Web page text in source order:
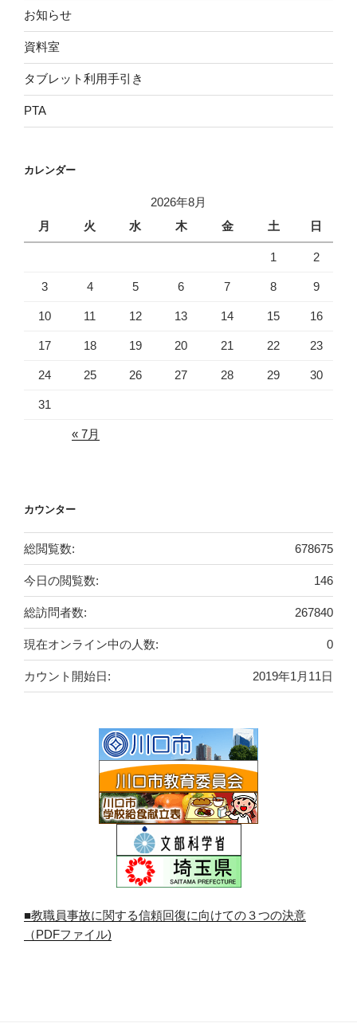
お知らせ
資料室
タブレット利用手引き
PTA
カレンダー
2026年8月
月
火 水 木 金 土 日
1 2
3 4 5 6 7 8 9
10 11 12 13 14 15 16
17 18 19 20 21 22 23
24 25 26 27 28 29 30
31
« 7月
カウンター
678675
総閲覧数:
146
今日の閲覧数:
267840
総訪問者数:
0
現在オンライン中の人数:
2019年1月11日
カウント開始日:
■教職員事故に関する信頼回復に向けての３つの決意
（PDFファイル)